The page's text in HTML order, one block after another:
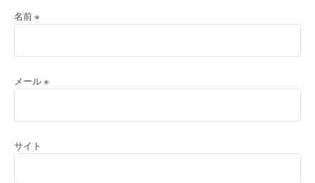
名前 ※
メール ※
サイト